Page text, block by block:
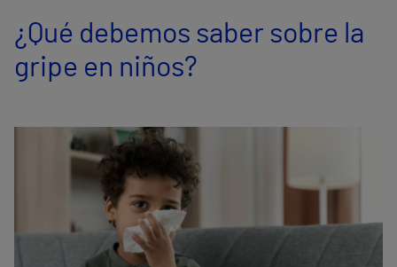
Servicios de salud
Equipo médico y asistencial
Comunicación
¿Qué debemos saber sobre la
gripe en niños?